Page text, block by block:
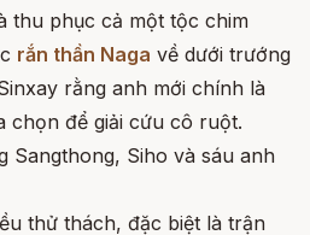
thu phục cả một tộc chim
rắn thần Naga về dưới trướng
rằng anh mới chính là
chọn để giải cứu cô ruột.
Sangthong, Siho và sáu anh
thử thách, đặc biệt là trận